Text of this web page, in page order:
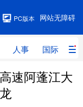
网站无障碍
PC版本
人事 国际 财
人事
速阿蓬江大